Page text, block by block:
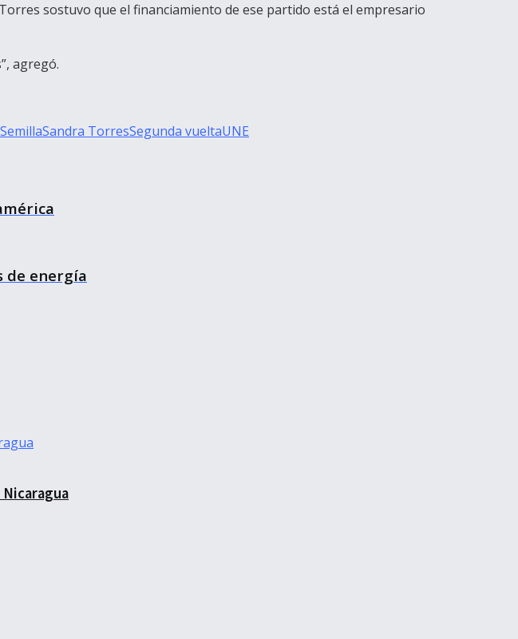
sostuvo que el financiamiento de ese partido está el empresario
agregó.
Sandra TorresSegunda vueltaUNE
de energía